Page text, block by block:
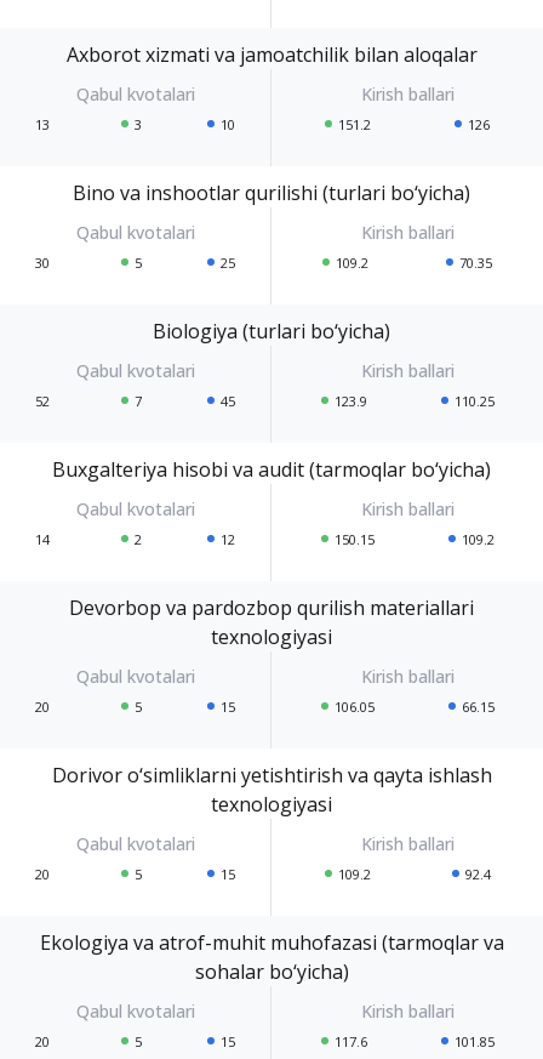
Axborot xizmati va jamoatchilik bilan aloqalar
13 3 10 151.2 126
Bino va inshootlar qurilishi (turlari bo‘yicha)
30 5 25 109.2 70.35
Biologiya (turlari bo‘yicha)
52 7 45 123.9 110.25
Buxgalteriya hisobi va audit (tarmoqlar bo‘yicha)
14 2 12 150.15 109.2
Devorbop va pardozbop qurilish materiallari
texnologiyasi
20 5 15 106.05 66.15
Dorivor o‘simliklarni yetishtirish va qayta ishlash
texnologiyasi
20 5 15 109.2 92.4
Ekologiya va atrof-muhit muhofazasi (tarmoqlar va
sohalar bo‘yicha)
20 5 15 117.6 101.85